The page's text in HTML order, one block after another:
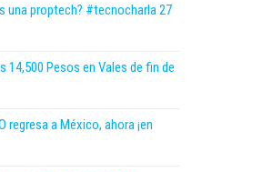
una proptech? #tecnocharla 27
14,500 Pesos en Vales de fin de
regresa a México, ahora ¡en